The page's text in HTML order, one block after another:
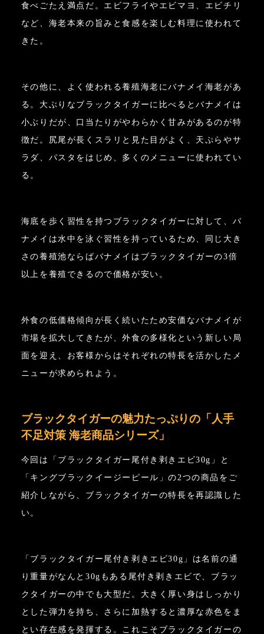
食べごたえ満点だ。エビフライやエビマヨ、エビチリ
など、海老本来の旨みと食感を楽しむ料理に使われて
きた。
その他に、よく使われる養殖海老にバナメイ海老があ
る。大ぶりなブラックタイガーに比べるとバナメイは
小ぶりだが、口当たりがやわらかく甘みがあるのが特
徴だ。尻尾が長くスラリと見た目がよく、天ぷらやサ
ラダ、パスタをはじめ、多くのメニューに使われてい
る。
海底を歩く習性を持つブラックタイガーに対して、バ
ナメイは水中を泳ぐ習性を持っているため、同じ大き
さの養殖池ならばバナメイはブラックタイガーの3倍
以上を養殖できるので価格が安い。
外食の低価格傾向が長く続いたため安価なバナメイが
市場を拡大してきたが、外食の多様化という新しい局
面を迎え、お客様からはそれぞれの特長を活かしたメ
ニューが求められよう。
ブラックタイガーの魅力たっぷりの「人手
不足対策 海老商品シリーズ」
今回は「ブラックタイガー尾付き剥きエビ30g」と
「キングブラックイージーピール」の2つの商品をご
紹介しながら、ブラックタイガーの特長を再認識した
い。
「ブラックタイガー尾付き剥きエビ30g」は名前の通
り重量がなんと30gもある尾付き剥きエビで、ブラッ
クタイガーの中でも大型だ。大きく厚い身はしっかり
とした弾力を持ち、さらに加熱すると濃厚な赤色をま
とい存在感を発揮する。これこそブラックタイガーの